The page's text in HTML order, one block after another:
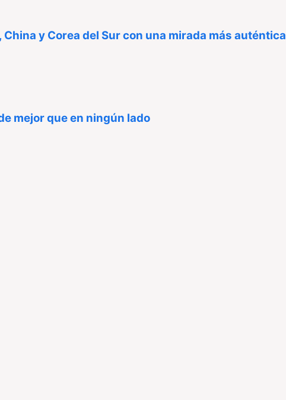
y Corea del Sur con una mirada más auténtica
mejor que en ningún lado